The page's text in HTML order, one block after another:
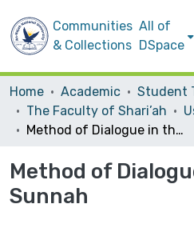
Communities
& Collections
All of
DSpace
Home Academic
The Faculty of Shari’ah
Method of Dialogue in the Sunnah
Method of
Sunnah